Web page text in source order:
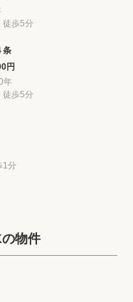
徒歩5分
条
円
年
徒歩5分
1分
物件